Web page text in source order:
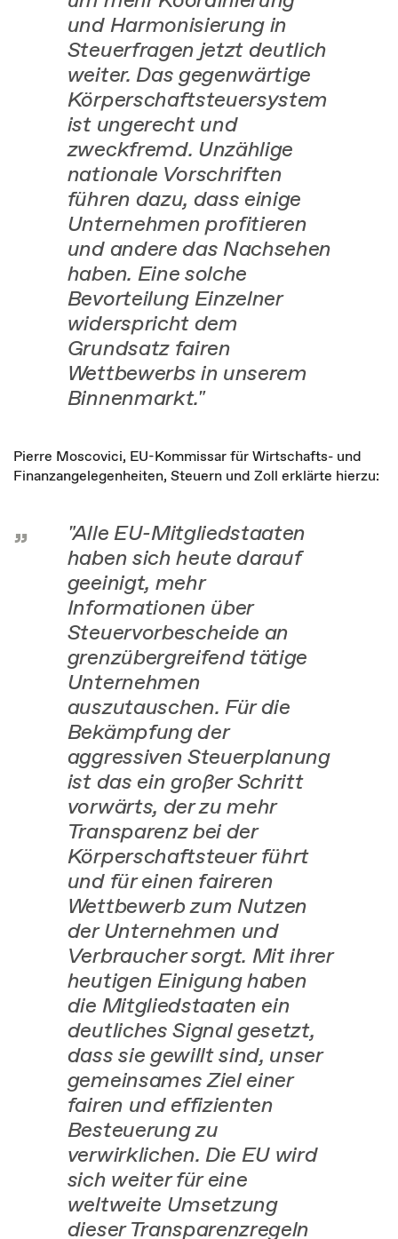
und Harmonisierung in
Steuerfragen jetzt deutlich
weiter. Das gegenwärtige
Körperschaftsteuersystem
ist ungerecht und
zweckfremd. Unzählige
nationale Vorschriften
führen dazu, dass einige
Unternehmen profitieren
und andere das Nachsehen
haben. Eine solche
Bevorteilung Einzelner
widerspricht dem
Grundsatz fairen
Wettbewerbs in unserem
Binnenmarkt."
Pierre Moscovici, EU-Kommissar für Wirtschafts- und
Finanzangelegenheiten, Steuern und Zoll erklärte hierzu:
"Alle EU-Mitgliedstaaten
haben sich heute darauf
geeinigt, mehr
Informationen über
Steuervorbescheide an
grenzübergreifend tätige
Unternehmen
auszutauschen. Für die
Bekämpfung der
aggressiven Steuerplanung
ist das ein großer Schritt
vorwärts, der zu mehr
Transparenz bei der
Körperschaftsteuer führt
und für einen faireren
Wettbewerb zum Nutzen
der Unternehmen und
Verbraucher sorgt. Mit ihrer
heutigen Einigung haben
die Mitgliedstaaten ein
deutliches Signal gesetzt,
dass sie gewillt sind, unser
gemeinsames Ziel einer
fairen und effizienten
Besteuerung zu
verwirklichen. Die EU wird
sich weiter für eine
weltweite Umsetzung
dieser Transparenzregeln